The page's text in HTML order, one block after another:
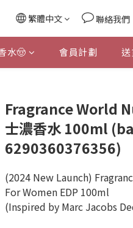
繁體中文 聯絡我們
水🤠 會員計劃
Fragrance World
士濃香水 100ml
6290360376356)
(2024 New Launch)
For Women EDP 100ml
(Inspired by Marc Jacobs